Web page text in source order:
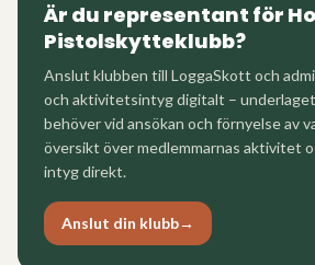
Är du representant för
Pistolskytteklubb?
Anslut klubben till LoggaSkott och
och aktivitetsintyg digitalt – underlaget
behöver vid ansökan och förnyelse av
översikt över medlemmarnas aktivitet
intyg direkt.
Anslut din klubb→